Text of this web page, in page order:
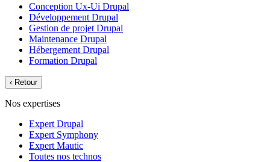
Conception Ux-Ui Drupal
Développement Drupal
Gestion de projet Drupal
Maintenance Drupal
Hébergement Drupal
Formation Drupal
‹ Retour
Nos expertises
Expert Drupal
Expert Symphony
Expert Mautic
Toutes nos technos